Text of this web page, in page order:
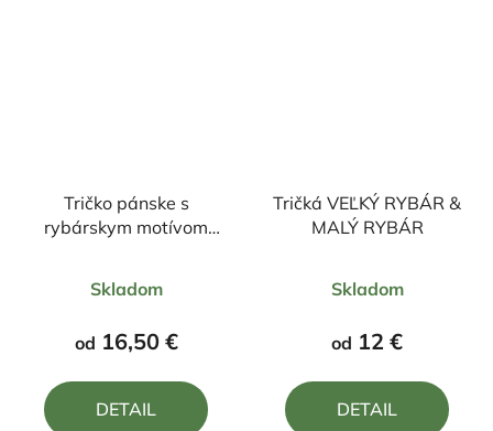
Tričko pánske s
rybárskym motívom
hodnotenie
produktu
je
5,0
z
Skladom
od 16,50 €
DETAIL
Tričká VEĽKÝ RYBÁR &
MALÝ RYBÁR
hodnotenie
produktu
5,0
z
Skladom
od 12 €
DETAIL